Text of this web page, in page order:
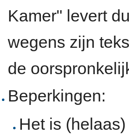
Kamer" levert
wegens zijn
de
Beperkingen:
Het is